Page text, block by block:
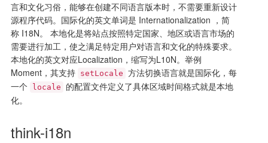
言和文化习俗，能够在创建不同语言版本时，不需要重新设计
源程序代码。国际化的英文单词是 Internationalization ，简
称 I18N。 本地化是将站点按照特定国家、地区或语言市场的
需要进行加工，使之满足特定用户对语言和文化的特殊要求。
本地化的英文对应Localization，缩写为L10N。举例
Moment，其支持 setLocale 方法切换语言就是国际化，每
一个
locale
的配置文件定义了具体区域时间格式就是本地
化。
think-i18n